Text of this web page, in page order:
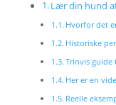
Lær din hund
Hvorfor det
Historiske
Trinvis
Her er en
Reelle